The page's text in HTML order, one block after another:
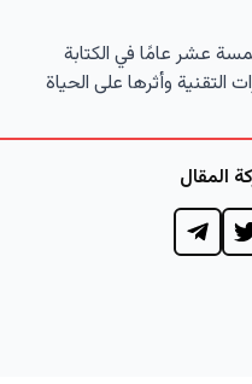
عشر عامًا في الكتابة
التقنية وأثرها على الحياة
المقال